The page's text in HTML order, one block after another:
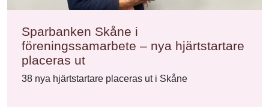
Sparbanken Skåne i
föreningssamarbete – nya hjärtstartare
placeras ut
38 nya hjärtstartare placeras ut i Skåne